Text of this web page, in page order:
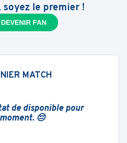
le premier !
DEVENIR FAN
MATCH
de disponible pour
😔